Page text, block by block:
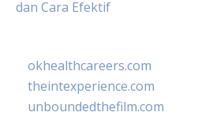
dan Cara Efektif
okhealthcareers.com
theintexperience.com
unboundedthefilm.com